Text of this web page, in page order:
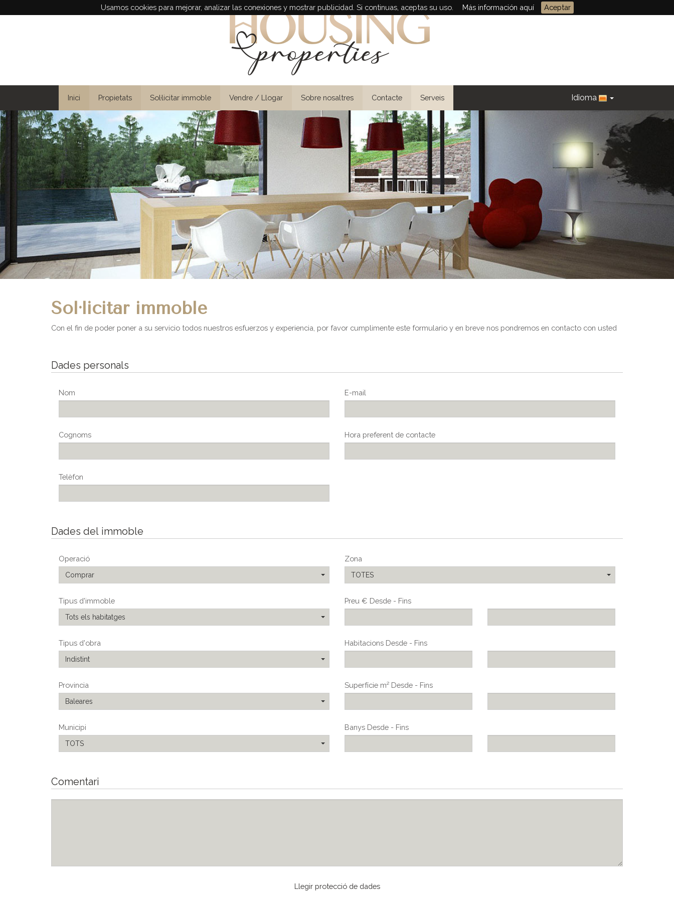
Usamos cookies para mejorar, analizar las conexiones y mostrar publicidad. Si continuas, aceptas su uso. Más información aquí Aceptar
Inici Propietats Sol·licitar immoble Vendre / Llogar Sobre nosaltres Contacte Serveis Idioma
Sol·licitar immoble
Con el fin de poder poner a su servicio todos nuestros esfuerzos y experiencia, por favor cumplimente este formulario y en breve nos pondremos en contacto con usted
Dades personals
Nom
Cognoms
Telèfon
E-mail
Hora preferent de contacte
Dades del immoble
Operació
Comprar
Tipus d'immoble
Tots els habitatges
Tipus d'obra
Indistint
Provincia
Baleares
Municipi
TOTS
Zona
TOTES
Preu € Desde - Fins
Habitacions Desde - Fins
Superfície m² Desde - Fins
Banys Desde - Fins
Comentari
Llegir protecció de dades